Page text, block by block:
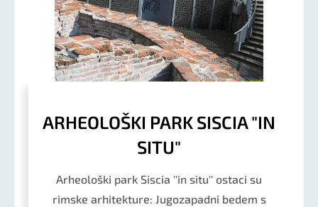
ARHEOLOŠKI PARK SISCIA "IN
SITU"
Arheološki park Siscia ''in situ'' ostaci su
rimske arhitekture: Jugozapadni bedem s